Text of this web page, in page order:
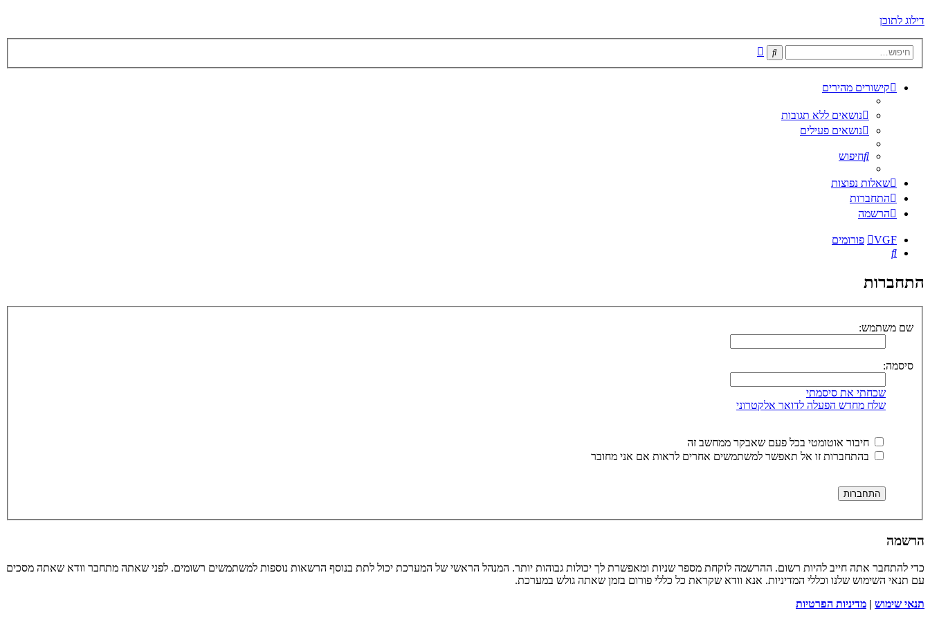
דילוג לתוכן
חיפוש
קישורים מהירים
נושאים ללא תגובות
נושאים פעילים
חיפוש
שאלות נפוצות
התחברות
הרשמה
VGF
פורומים
חיפוש
התחברות
שם משתמש:
סיסמה:
שכחתי את סיסמתי
שלח מחדש הפעלה לדואר אלקטרוני
חיבור אוטומטי בכל פעם שאבקר ממחשב זה
בהתחברות זו אל תאפשר למשתמשים אחרים לראות אם אני מחובר
הרשמה
כדי להתחבר אתה חייב להיות רשום. ההרשמה לוקחת מספר שניות ומאפשרת לך יכולות גבוהות יותר. המנהל הראשי של המערכת יכול לתת בנוסף הרשאות נוספות למשתמשים רשומים. לפני שאתה מתחבר וודא שאתה מסכים
עם תנאי השימוש שלנו וכללי המדיניות. אנא וודא שקראת כל כללי פורום בזמן שאתה גולש במערכת.
תנאי שימוש | מדיניות הפרטיות